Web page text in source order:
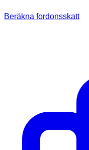
Beräkna fordonsskatt